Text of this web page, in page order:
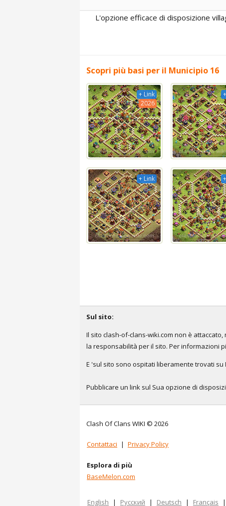
L'opzione efficace di disposizione
Scopri più basi per il Municipio 16
+ Link
2026
+ Link
Sul sito:
Il sito clash-of-clans-wiki.com non è
la responsabilità per il sito. Per informazioni
E 'sul sito sono ospitati liberamente trovati
Pubblicare un link sul Sua opzione di
Clash Of Clans WIKI © 2026
Contattaci | Privacy Policy
Esplora di più
BaseMelon.com
English | Русский | Deutsch | Français |